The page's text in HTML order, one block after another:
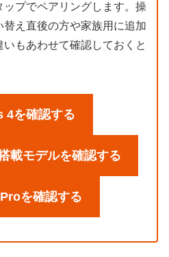
プでペアリングします。操
え直後の方や家族用に追加
もあわせて確認しておくと
4を確認する
載モデルを確認する
を確認する